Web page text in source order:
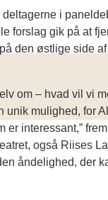
i
forslag gik på at
den østlige side
om – hvad vil vi
mulighed, for
er interessant,”
også Riises
åndelighed, der